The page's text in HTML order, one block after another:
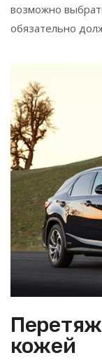
возможно
обязательно
кожей